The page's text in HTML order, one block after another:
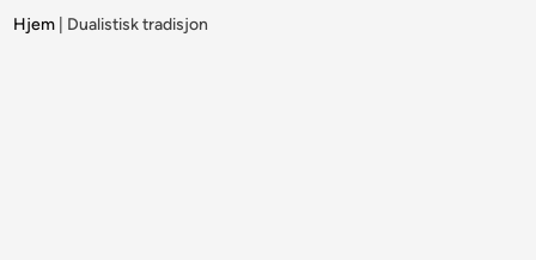
Hjem Dualistisk tradisjon